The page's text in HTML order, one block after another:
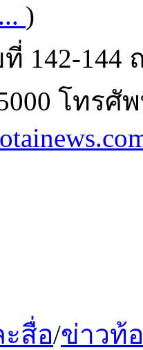
)
142-144
โทรศั
สื่อ/ข่าวท้